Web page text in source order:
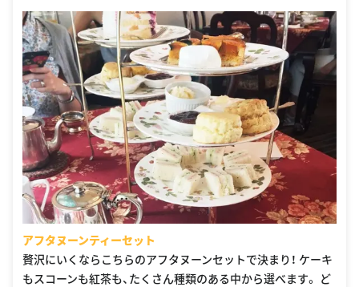
アフタヌーンティーセット
贅沢にいくならこちらのアフタヌーンセットで決まり！ ケーキ
もスコーンも紅茶も、たくさん種類のある中から選べます。 ど